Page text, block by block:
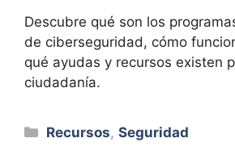
Descubre qué son los
de ciberseguridad, cómo
qué ayudas y recursos existen
ciudadanía.
Categorías
Recursos,Seguridad